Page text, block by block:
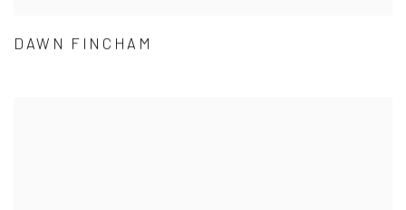
DAWN FINCHAM